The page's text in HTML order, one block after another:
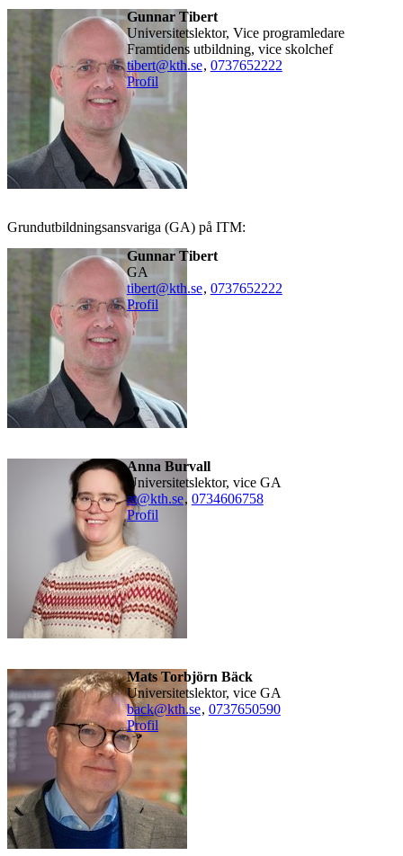
Gunnar Tibert
Universitetslektor, Vice programledare
Framtidens utbildning, vice skolchef
tibert@kth.se, 0737652222
Profil
Grundutbildningsansvariga (GA) på ITM:
Gunnar Tibert
GA
tibert@kth.se, 0737652222
Profil
Anna Burvall
Universitetslektor, vice GA
at@kth.se, 0734606758
Profil
Mats Torbjörn Bäck
Universitetslektor, vice GA
back@kth.se, 0737650590
Profil